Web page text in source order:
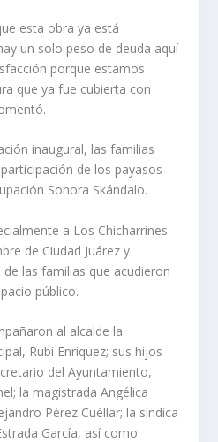
esta obra ya está
un solo peso de deuda aquí
porque estamos
que ya fue cubierta con
inaugural, las familias
de los payasos
Sonora Skándalo.
a Los Chicharrines
de Ciudad Juárez y
las familias que acudieron
público.
al alcalde la
Rubí Enríquez; sus hijos
del Ayuntamiento,
la magistrada Angélica
Pérez Cuéllar; la síndica
García, así como